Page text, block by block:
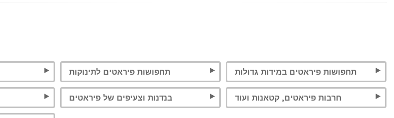
תחפושות פיראטים לתינוקות תחפושות פיראטים במידות גדולות
בנדנות וצעיפים של פיראטים חרבות פיראטים, קטאנות ועוד